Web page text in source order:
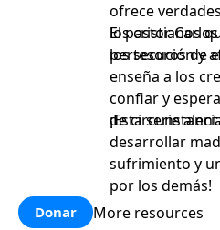
ofrece
los cristianos
persecución y
El pastor
los tesoros de
enseña a los
confiar y
de
¡Esta serie
desarrollar
sufrimiento y
por los demás!
Donar More resources